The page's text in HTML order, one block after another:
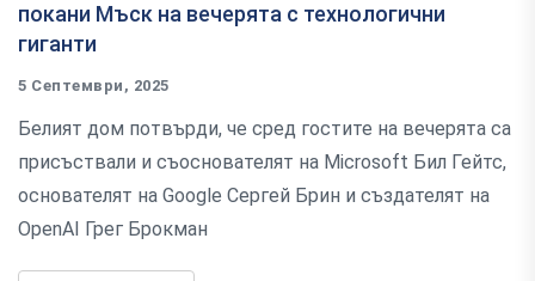
покани Мъск на вечерята с технологични
гиганти
5 Септември, 2025
Белият дом потвърди, че сред гостите на вечерята са
присъствали и съоснователят на Microsoft Бил Гейтс,
основателят на Google Сергей Брин и създателят на
OpenAI Грег Брокман